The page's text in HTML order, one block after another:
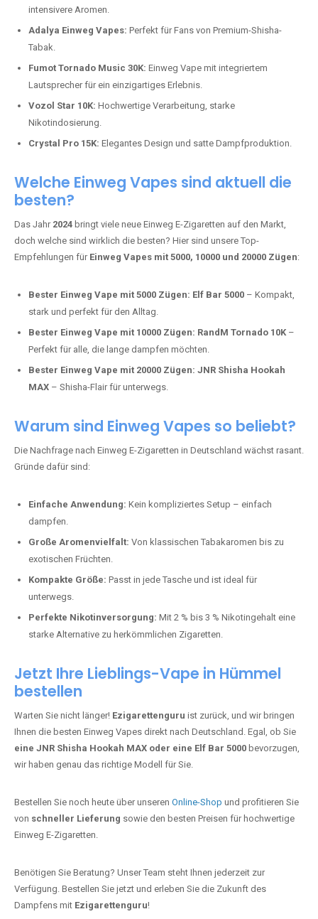
intensivere Aromen.
Adalya Einweg Vapes: Perfekt für Fans von Premium-Shisha-
Tabak.
Fumot Tornado Music 30K: Einweg Vape mit integriertem
Lautsprecher für ein einzigartiges Erlebnis.
Vozol Star 10K: Hochwertige Verarbeitung, starke
Nikotindosierung.
Crystal Pro 15K: Elegantes Design und satte Dampfproduktion.
Welche Einweg Vapes sind aktuell die
besten?
Das Jahr 2024 bringt viele neue Einweg E-Zigaretten auf den Markt,
doch welche sind wirklich die besten? Hier sind unsere Top-
Empfehlungen für Einweg Vapes mit 5000, 10000 und 20000 Zügen:
Bester Einweg Vape mit 5000 Zügen: Elf Bar 5000 – Kompakt,
stark und perfekt für den Alltag.
Bester Einweg Vape mit 10000 Zügen: RandM Tornado 10K –
Perfekt für alle, die lange dampfen möchten.
Bester Einweg Vape mit 20000 Zügen: JNR Shisha Hookah
MAX – Shisha-Flair für unterwegs.
Warum sind Einweg Vapes so beliebt?
Die Nachfrage nach Einweg E-Zigaretten in Deutschland wächst rasant.
Gründe dafür sind:
Einfache Anwendung: Kein kompliziertes Setup – einfach
dampfen.
Große Aromenvielfalt: Von klassischen Tabakaromen bis zu
exotischen Früchten.
Kompakte Größe: Passt in jede Tasche und ist ideal für
unterwegs.
Perfekte Nikotinversorgung: Mit 2 % bis 3 % Nikotingehalt eine
starke Alternative zu herkömmlichen Zigaretten.
Jetzt Ihre Lieblings-Vape in Hümmel
bestellen
Warten Sie nicht länger! Ezigarettenguru ist zurück, und wir bringen
Ihnen die besten Einweg Vapes direkt nach Deutschland. Egal, ob Sie
eine JNR Shisha Hookah MAX oder eine Elf Bar 5000 bevorzugen,
wir haben genau das richtige Modell für Sie.
Bestellen Sie noch heute über unseren Online-Shop und profitieren Sie
von schneller Lieferung sowie den besten Preisen für hochwertige
Einweg E-Zigaretten.
Benötigen Sie Beratung? Unser Team steht Ihnen jederzeit zur
Verfügung. Bestellen Sie jetzt und erleben Sie die Zukunft des
Dampfens mit Ezigarettenguru!